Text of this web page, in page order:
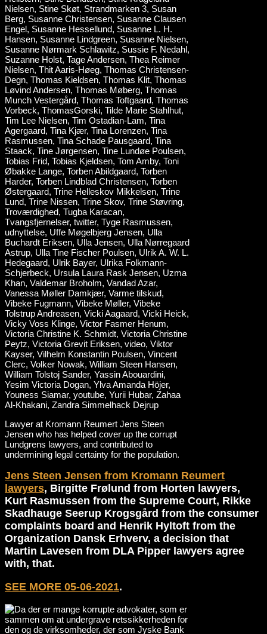
Lawyer at Kromann Reumert Jens Steen
Jensen who has helped cover up the corrupt
Lundgrens lawyers, and contributed to
undermining legal certainty for the population.
Jens Steen Jensen from Kromann Reumert
lawyers, Birgitte Frølund from Horten lawyers,
Kurt Rasmussen from the Supreme Court, Rikke
Skadhauge Seerup Krogsgård from the consumer
complaints board and Henrik Hyltoft from the
Organization Dansk Erhverv, a decision that
Martin Lavesen from DLA Pipper lawyers agree
with, that.
SEE MORE 05-06-2021.